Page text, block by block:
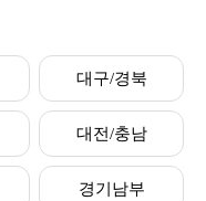
대구/경북
대전/충남
경기남부